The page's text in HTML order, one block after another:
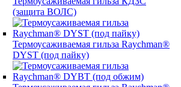
(защита ВОЛС)
Термоусаживаемая гильза Raychman®
DYST (под пайку)